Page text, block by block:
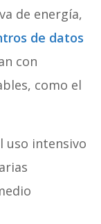
de energía,
de datos
con
como el
uso intensivo